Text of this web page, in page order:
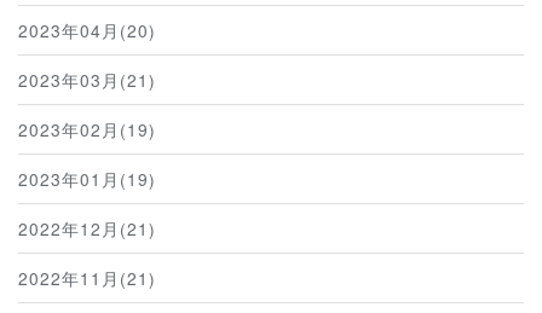
2023年04月(20)
2023年03月(21)
2023年02月(19)
2023年01月(19)
2022年12月(21)
2022年11月(21)